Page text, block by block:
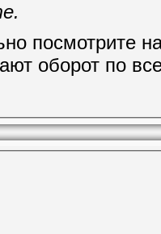
посмотрите
оборот по